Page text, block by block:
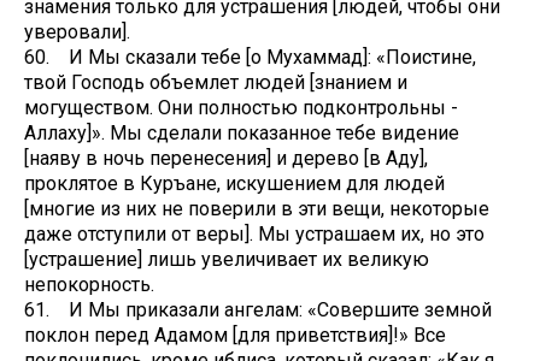
знамения только для устрашения [людей, чтобы они
уверовали].
60. И Мы сказали тебе [о Мухаммад]: «Поистине,
твой Господь объемлет людей [знанием и
могуществом. Они полностью подконтрольны ­
Аллаху]». Мы сделали показанное тебе видение
[наяву в ночь перенесения] и дерево [в Аду],
проклятое в Куръане, искушением для людей
[многие из них не поверили в эти вещи, некоторые
даже отступили от веры]. Мы устрашаем их, но это
[устрашение] лишь увеличивает их великую
непокорность.
61. И Мы приказали ангелам: «Совершите земной
поклон перед Адамом [для приветствия]!» Все